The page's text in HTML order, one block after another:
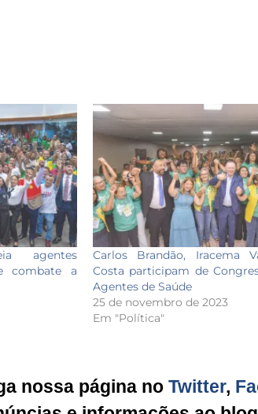
agentes
combate a
Carlos Brandão, Iracema
Costa participam de
Agentes de Saúde
25 de novembro de 2023
Em "Política"
nossa página no Twitter,